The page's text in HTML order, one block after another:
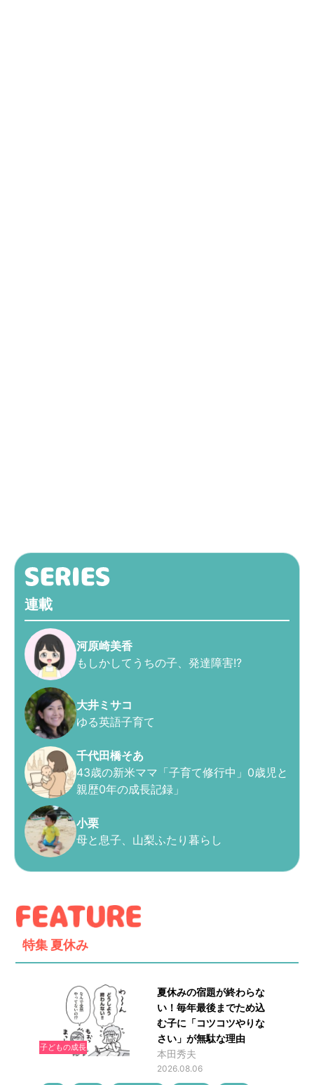
連載
河原崎美香
もしかしてうちの子、発達障害!?
大井ミサコ
ゆる英語子育て
千代田橋そあ
43歳の新米ママ「子育て修行中」0歳児と
親歴0年の成長記録」
小栗
母と息子、山梨ふたり暮らし
特集 夏休み
子どもの成長
夏休みの宿題が終わらな
い！毎年最後までため込
む子に「コツコツやりな
さい」が無駄な理由
本田秀夫
2026.08.06